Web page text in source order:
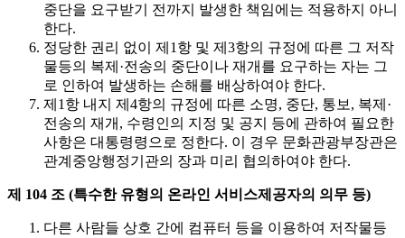
중단을 요구받기 전까지 발생한 책임에는 적용하지 아니
한다.
정당한 권리 없이 제1항 및 제3항의 규정에 따른 그 저작
물등의 복제·전송의 중단이나 재개를 요구하는 자는 그
로 인하여 발생하는 손해를 배상하여야 한다.
제1항 내지 제4항의 규정에 따른 소명, 중단, 통보, 복제·
전송의 재개, 수령인의 지정 및 공지 등에 관하여 필요한
사항은 대통령령으로 정한다. 이 경우 문화관광부장관은
관계중앙행정기관의 장과 미리 협의하여야 한다.
제 104 조 (특수한 유형의 온라인 서비스제공자의 의무 등)
다른 사람들 상호 간에 컴퓨터 등을 이용하여 저작물등